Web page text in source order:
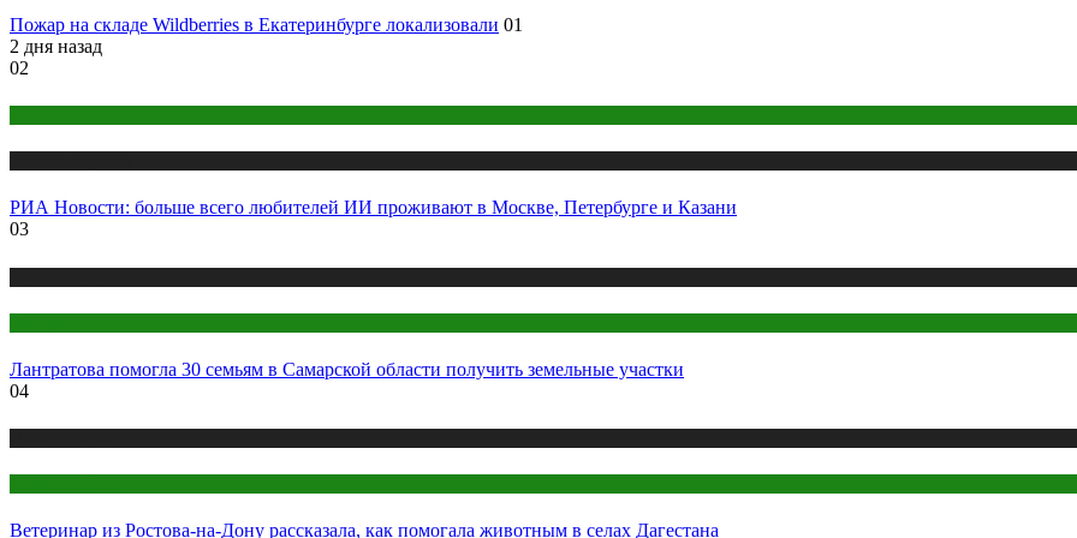
Пожар на складе Wildberries в Екатеринбурге локализовали 01
2 дня назад
02
РИА Новости: больше всего любителей ИИ проживают в Москве, Петербурге и Казани
03
Лантратова помогла 30 семьям в Самарской области получить земельные участки
04
Ветеринар из Ростова-на-Дону рассказала, как помогала животным в селах Дагестана